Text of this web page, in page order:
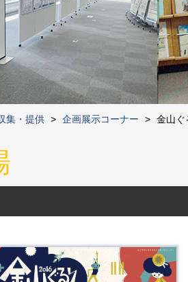
集・提供 > 企画展示コーナー > 金山ぐ